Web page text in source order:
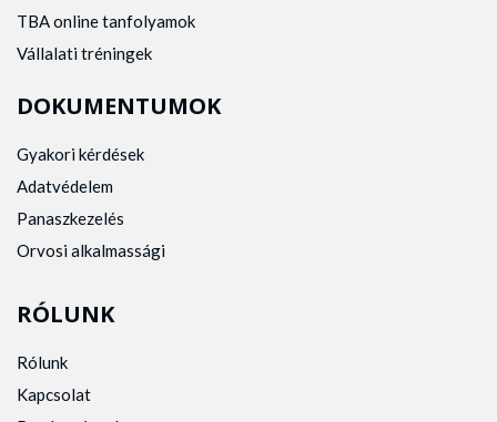
TBA online tanfolyamok
Vállalati tréningek
DOKUMENTUMOK
Gyakori kérdések
Adatvédelem
Panaszkezelés
Orvosi alkalmassági
RÓLUNK
Rólunk
Kapcsolat